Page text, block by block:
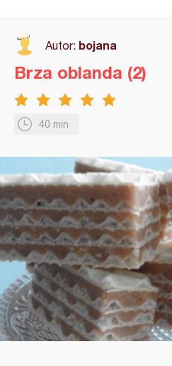
Autor: bojana
40 min
Brza oblanda (2)